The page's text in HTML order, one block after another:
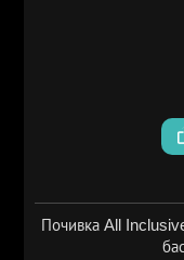
Почивка All